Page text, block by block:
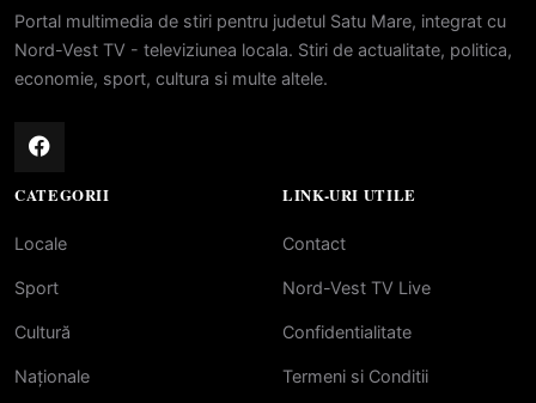
Portal multimedia de stiri pentru judetul Satu Mare, integrat cu
Nord-Vest TV - televiziunea locala. Stiri de actualitate, politica,
economie, sport, cultura si multe altele.
CATEGORII
Locale
Sport
Cultură
Naționale
LINK-URI UTILE
Contact
Nord-Vest TV Live
Confidentialitate
Termeni si Conditii